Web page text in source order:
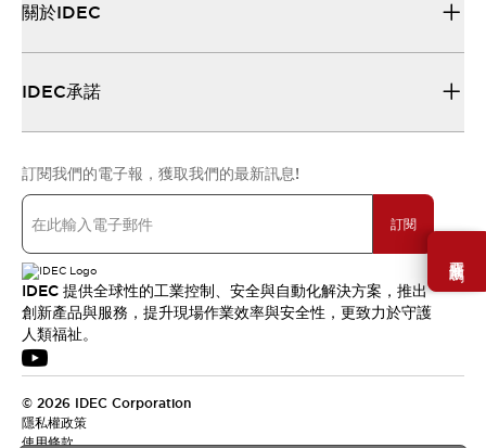
需要幫助嗎？
關於IDEC
IDEC承諾
訂閱我們的電子報，獲取我們的最新訊息!
訂閱
IDEC 提供全球性的工業控制、安全與自動化解決方案，推出
創新產品與服務，提升現場作業效率與安全性，更致力於守護
人類福祉。
© 2026 IDEC Corporation
隱私權政策
使用條款